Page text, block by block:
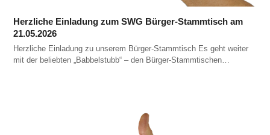
Herzliche Einladung zum SWG Bürger-Stammtisch am
21.05.2026
Herzliche Einladung zu unserem Bürger-Stammtisch Es geht weiter
mit der beliebten „Babbelstubb“ – den Bürger-Stammtischen…